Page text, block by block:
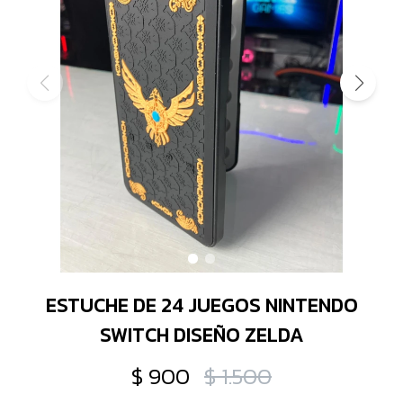
ESTUCHE DE 24 JUEGOS NINTENDO
SWITCH DISEÑO ZELDA
$ 900 $1.500
Consolas recertificadas
Juegos